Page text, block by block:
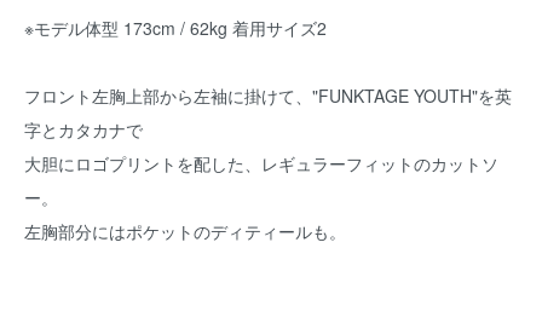
※モデル体型 173cm / 62kg 着用サイズ2
フロント左胸上部から左袖に掛けて、"FUNKTAGE YOUTH"を英
字とカタカナで
大胆にロゴプリントを配した、レギュラーフィットのカットソ
ー。
左胸部分にはポケットのディティールも。